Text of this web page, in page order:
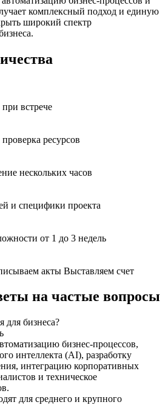
комплексный подход и единую
широкий спектр
встрече
ресурсов
нескольких часов
и специфики проекта
от 1 до 3 недель
акты Выставляем счет
на частые вопросы
для бизнеса?
бизнес-процессов,
интеллекта (AI), разработку
интеграцию корпоративных
и техническое
для среднего и крупного